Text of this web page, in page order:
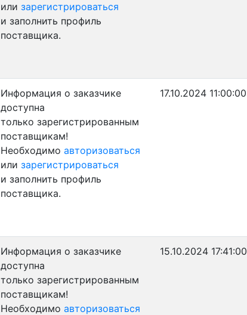
или зарегистрироваться
и заполнить профиль
поставщика.
Информация о заказчике
доступна
только зарегистрированным
поставщикам!
Необходимо авторизоваться
или зарегистрироваться
и заполнить профиль
поставщика.
17.10.2024 11:00:00
Информация о заказчике
доступна
только зарегистрированным
поставщикам!
Необходимо авторизоваться
15.10.2024 17:41:00